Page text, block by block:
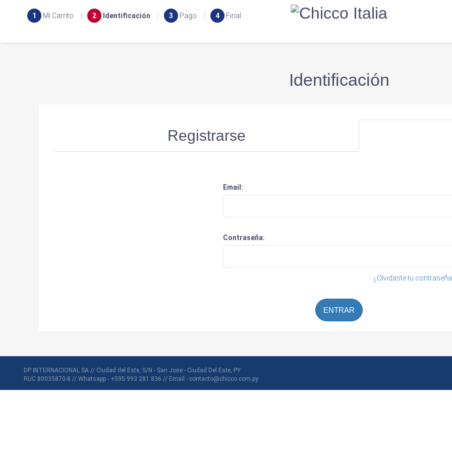
1 Mi Carrito 2 Identificación 3 Pago 4 Final
Identificación
Registrarse
Email:
Contraseña:
¿Olvidaste tu
ENTRAR
DP INTERNACIONAL SA // Ciudad del Este, S/N - San Jose - Ciudad Del Este, PY
RUC 80035870-8 // Whatsapp - +595 993 281 836 // Email - contacto@chicco.com.py